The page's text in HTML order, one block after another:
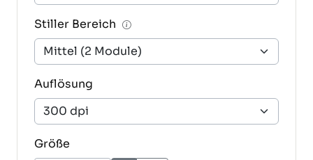
Stiller Bereich
Auflösung
Größe